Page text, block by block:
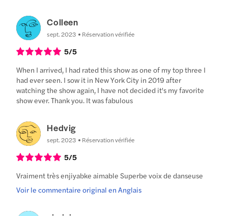
Colleen
sept. 2023 Réservation vérifiée
5/5
When I arrived, I had rated this show as one of my top three I
had ever seen. I sow it in New York City in 2019 after
watching the show again, I have not decided it's my favorite
show ever. Thank you. It was fabulous
Hedvig
sept. 2023 Réservation vérifiée
5/5
Vraiment très enjiyabke aimable Superbe voix de danseuse
Voir le commentaire original en Anglais